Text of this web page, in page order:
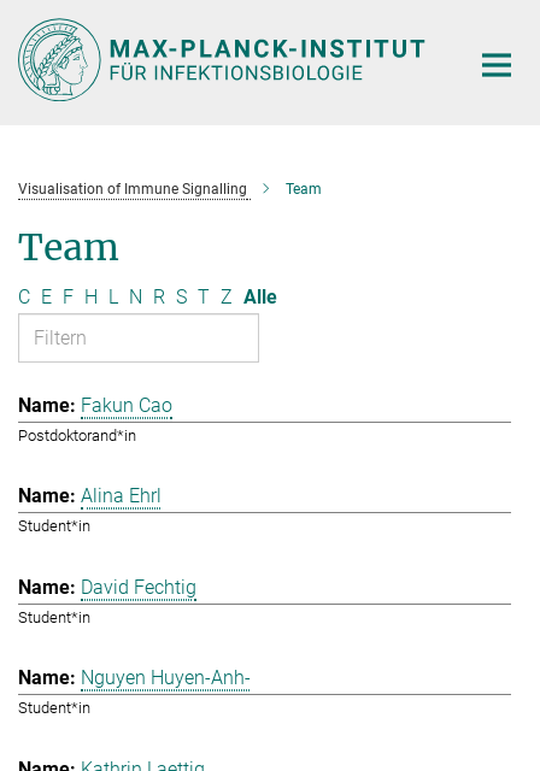
Hauptinhalt
Visualisation of Immune Signalling Team
Team
C E F H L N R S T Z Alle
Fakun Cao
Postdoktorand*in
Alina Ehrl
Student*in
David Fechtig
Student*in
Nguyen Huyen-Anh-
Student*in